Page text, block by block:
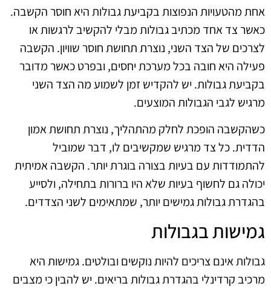
אחת מהטעויות הנפוצות בקביעת גבולות היא חוסר הקשבה.
כאשר צד אחד מכתיב גבולות מבלי להקשיב לרגשות או
לצרכים של הצד השני, נוצרת תחושת חוסר שוויון. הקשבה
פעילה היא חובה בכל מערכת יחסים, ובפרט כאשר מדובר
בקביעת גבולות. יש להקדיש זמן לשמוע מה הצד השני
מרגיש לגבי הגבולות המוצעים.
כשהקשבה הופכת לחלק מהתהליך, נוצרת תחושת אמון
הדדית. כל צד מרגיש שמקשיבים לו, דבר שמוביל
להתמודדות עם בעיות בצורה בוגרת יותר. הקשבה אמיתית
יכולה גם לחשוף בעיות שלא היו ברורות בתחילה, ולסייע
בהגדרת גבולות גמישים יותר, שמתאימים לשני הצדדים.
גמישות בגבולות
גבולות אינם צריכים להיות נוקשים ובולטים. גמישות היא
מרכיב קרדינלי בהגדרת גבולות בריאים. יש להבין כי מצבים